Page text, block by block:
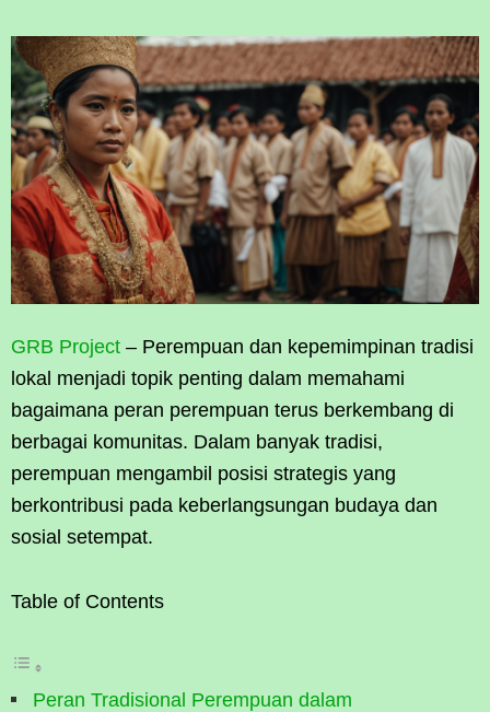
GRB Project – Perempuan dan kepemimpinan tradisi
lokal menjadi topik penting dalam memahami
bagaimana peran perempuan terus berkembang di
berbagai komunitas. Dalam banyak tradisi,
perempuan mengambil posisi strategis yang
berkontribusi pada keberlangsungan budaya dan
sosial setempat.
Table of Contents
Peran Tradisional Perempuan dalam